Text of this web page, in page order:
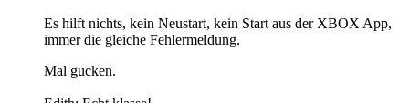
Es hilft nichts, kein Neustart, kein Start aus der XBOX App,
immer die gleiche Fehlermeldung.
Mal gucken.